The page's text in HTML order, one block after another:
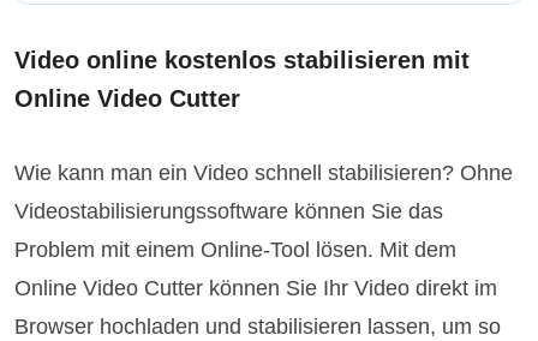
Video online kostenlos stabilisieren mit
Online Video Cutter
Wie kann man ein Video schnell stabilisieren? Ohne
Videostabilisierungssoftware können Sie das
Problem mit einem Online-Tool lösen. Mit dem
Online Video Cutter können Sie Ihr Video direkt im
Browser hochladen und stabilisieren lassen, um so